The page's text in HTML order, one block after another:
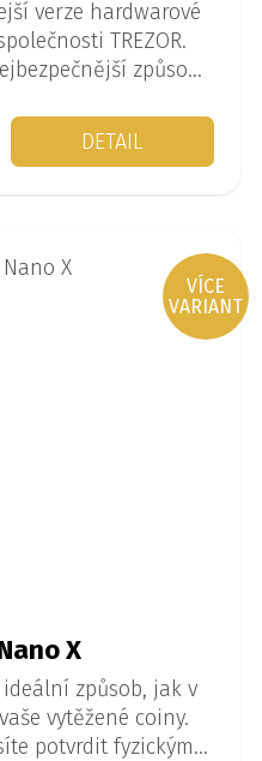
verze hardwarové
TREZOR.
způsob,
DETAIL
X
způsob, jak v
vytěžené coiny.
potvrdit fyzickým
VÍCE
VARIANT